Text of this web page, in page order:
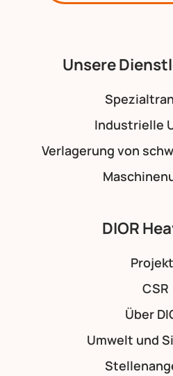
Unsere
Industrielle
Verlagerung von
DIOR
CSR
Über
Umwelt und